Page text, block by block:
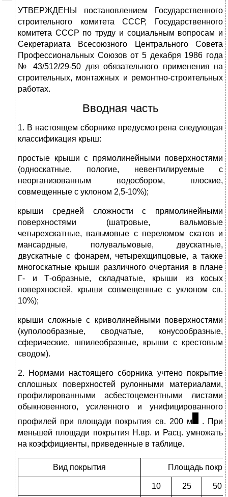
УТВЕРЖДЕНЫ постановлением Государственного
строительного комитета СССР, Государственного
комитета СССР по труду и социальным вопросам и
Секретариата Всесоюзного Центрального Совета
Профессиональных Союзов от 5 декабря 1986 года
№ 43/512/29-50 для обязательного применения на
строительных, монтажных и ремонтно-строительных
работах.
Вводная часть
1. В настоящем сборнике предусмотрена следующая
классификация крыш:
простые крыши с прямолинейными поверхностями
(односкатные, пологие, невентилируемые с
неорганизованным водосбором, плоские,
совмещенные с уклоном 2,5-10%);
крыши средней сложности с прямолинейными
поверхностями (шатровые, вальмовые
четырехскатные, вальмовые с переломом скатов и
мансардные, полувальмовые, двускатные,
двускатные с фонарем, четырехщипцовые, а также
многоскатные крыши различного очертания в плане
Г- и Т-образные, складчатые, крыши из косых
поверхностей, крыши совмещенные с уклоном св.
10%);
крыши сложные с криволинейными поверхностями
(куполообразные, сводчатые, конусообразные,
сферические, шпилеобразные, крыши с крестовым
сводом).
2. Нормами настоящего сборника учтено покрытие
сплошных поверхностей рулонными материалами,
профилированными асбестоцементными листами
обыкновенного, усиленного и унифицированного
профилей при площади покрытия св. 200 м
. При
меньшей площади покрытия Н.вр. и Расц. умножать
на коэффициенты, приведенные в таблице.
Вид покрытия Площадь
10 25 50